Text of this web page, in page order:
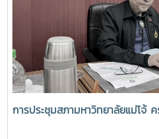
อย่างยั่งยืน แด่พระบาทสมเด็จพระเจ้
คุณในพระวิสัยทัศน์และการพัฒนาประ
เกล้าทูลกระหม่อมถวายปริญญาปรั
สาขาวิชาการจัดการการท่องเที่ยว (ห
ครุยวิทยฐานะ แด่สมเด็จพระนางเจ้า
เฉลิมพระเกียรติคุณที่ทรงสร้างแรงบัน
แหล่งท่องเที่ยวเชิงวัฒนธรรม และขับ
เที่ยวไทยให้เป็นที่ประจักษ์ การทูลเกล้า
ปริญญาบัตรในครั้งนี้ สะท้อนถึงพระอัจ
การประชุมสภามหาวิทยาลัยแม่โจ้